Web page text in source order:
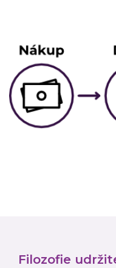
Filozofie